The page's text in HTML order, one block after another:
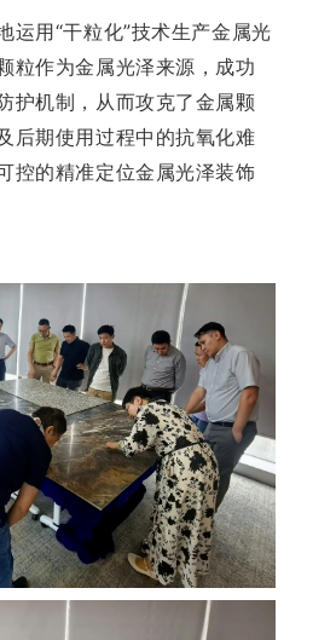
运用“干粒化”技术生产金属光
粒作为金属光泽来源， 成功
护机制，从而攻克了金属颗
后期使用过程中 的抗氧化难
控的精准定位金属光泽装饰